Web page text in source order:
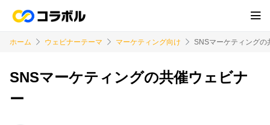
ホーム ウェビナーテーマ マーケティング向け SNSマーケティングの
SNSマーケティングの共催ウェビナ
ー